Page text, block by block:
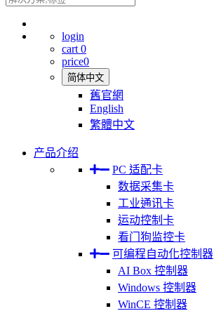
login
cart 0
price0
简体中文
舊官網
English
繁體中文
产品介绍
PC 适配卡
数据采集卡
工业通讯卡
运动控制卡
看门狗监控卡
可编程自动化控制器
AI Box 控制器
Windows 控制器
WinCE 控制器